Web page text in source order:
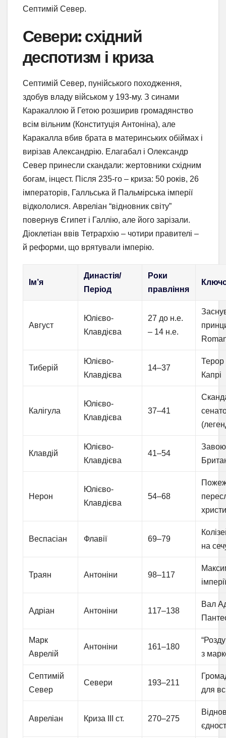
Септимій Север.
Севери: східний
деспотизм і криза
Септимій Север, пунійського походження,
здобув владу військом у 193-му. З синами
Каракаллою й Гетою розширив громадянство
всім вільним (Конституція Антоніна), але
Каракалла вбив брата в материнських обіймах і
вирізав Александрію. Елагабал і Олександр
Север принесли скандали: жертовники східним
богам, інцест. Після 235-го – криза: 50 років, 26
імператорів, Галльська й Пальмірська імперії
відкололися. Авреліан “відновник світу”
повернув Єгипет і Галлію, але його зарізали.
Діоклетіан ввів Тетрархію – чотири правителі –
й реформи, що врятували імперію.
Ім’я
Династія/
Період
Роки
правління
Август
Юлієво-
Клавдієва
27 до н.е.
– 14 н.е.
Тиберій
Юлієво-
Клавдієва
14–37
Капрі
Калігула
Юлієво-
Клавдієва
37–41
Клавдій
Юлієво-
Клавдієва
41–54
Нерон
Юлієво-
Клавдієва
54–68
Веспасіан Флавії 69–79
на
Траян Антоніни 98–117
Адріан Антоніни 117–138
Вал
Марк
Аврелій
Антоніни 161–180
з
Септимій
Север
Севери 193–211
для
Авреліан Криза III ст. 270–275